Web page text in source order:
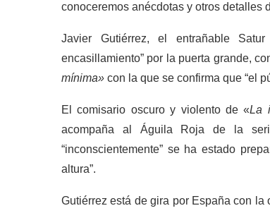
conoceremos anécdotas y otros detalles
Javier Gutiérrez, el entrañable
encasillamiento” por la puerta grande,
mínima» con la que se confirma que “el
El comisario oscuro y violento de «La
acompaña al Águila Roja de la
“inconscientemente” se ha estado
altura”.
Gutiérrez está de gira por España con la